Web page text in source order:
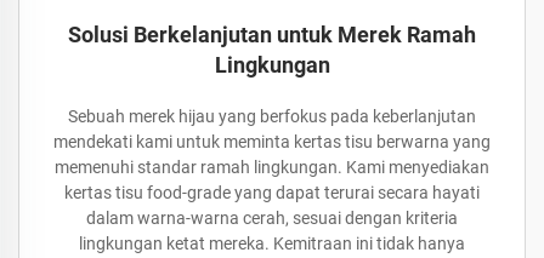
Solusi Berkelanjutan untuk Merek Ramah
Lingkungan
Sebuah merek hijau yang berfokus pada keberlanjutan
mendekati kami untuk meminta kertas tisu berwarna yang
memenuhi standar ramah lingkungan. Kami menyediakan
kertas tisu food-grade yang dapat terurai secara hayati
dalam warna-warna cerah, sesuai dengan kriteria
lingkungan ketat mereka. Kemitraan ini tidak hanya